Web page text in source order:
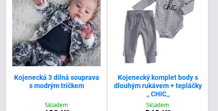
Kojenecká 3 dílná souprava
s modrým tričkem
Skladem
Kojenecký komplet body s
dlouhým rukávem + tepláčky
,, CHIC,,
Skladem